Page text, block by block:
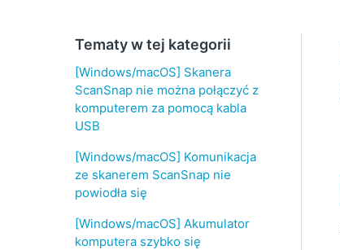
Tematy w tej kategorii
[Windows/macOS] Skanera
ScanSnap nie można połączyć z
komputerem za pomocą kabla
USB
[Windows/macOS] Komunikacja
ze skanerem ScanSnap nie
powiodła się
[Windows/macOS] Akumulator
komputera szybko się